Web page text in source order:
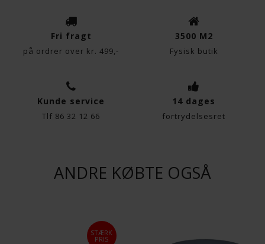
Fri fragt
på ordrer over kr. 499,-
3500 M2
Fysisk butik
Kunde service
Tlf 86 32 12 66
14 dages
fortrydelsesret
ANDRE KØBTE OGSÅ
STÆRK
PRIS